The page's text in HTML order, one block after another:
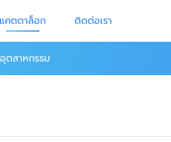
แคตตาล็อก ติดต่อเรา
ตสาหกรรม